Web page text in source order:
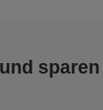
sparen